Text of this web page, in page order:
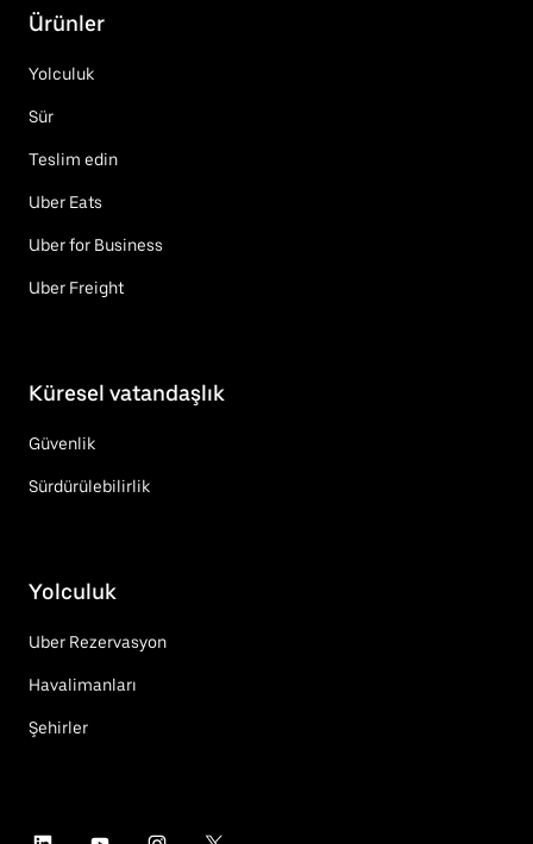
Ürünler
Yolculuk
Sür
Teslim edin
Uber Eats
Uber for Business
Uber Freight
Küresel vatandaşlık
Güvenlik
Sürdürülebilirlik
Yolculuk
Uber Rezervasyon
Havalimanları
Şehirler